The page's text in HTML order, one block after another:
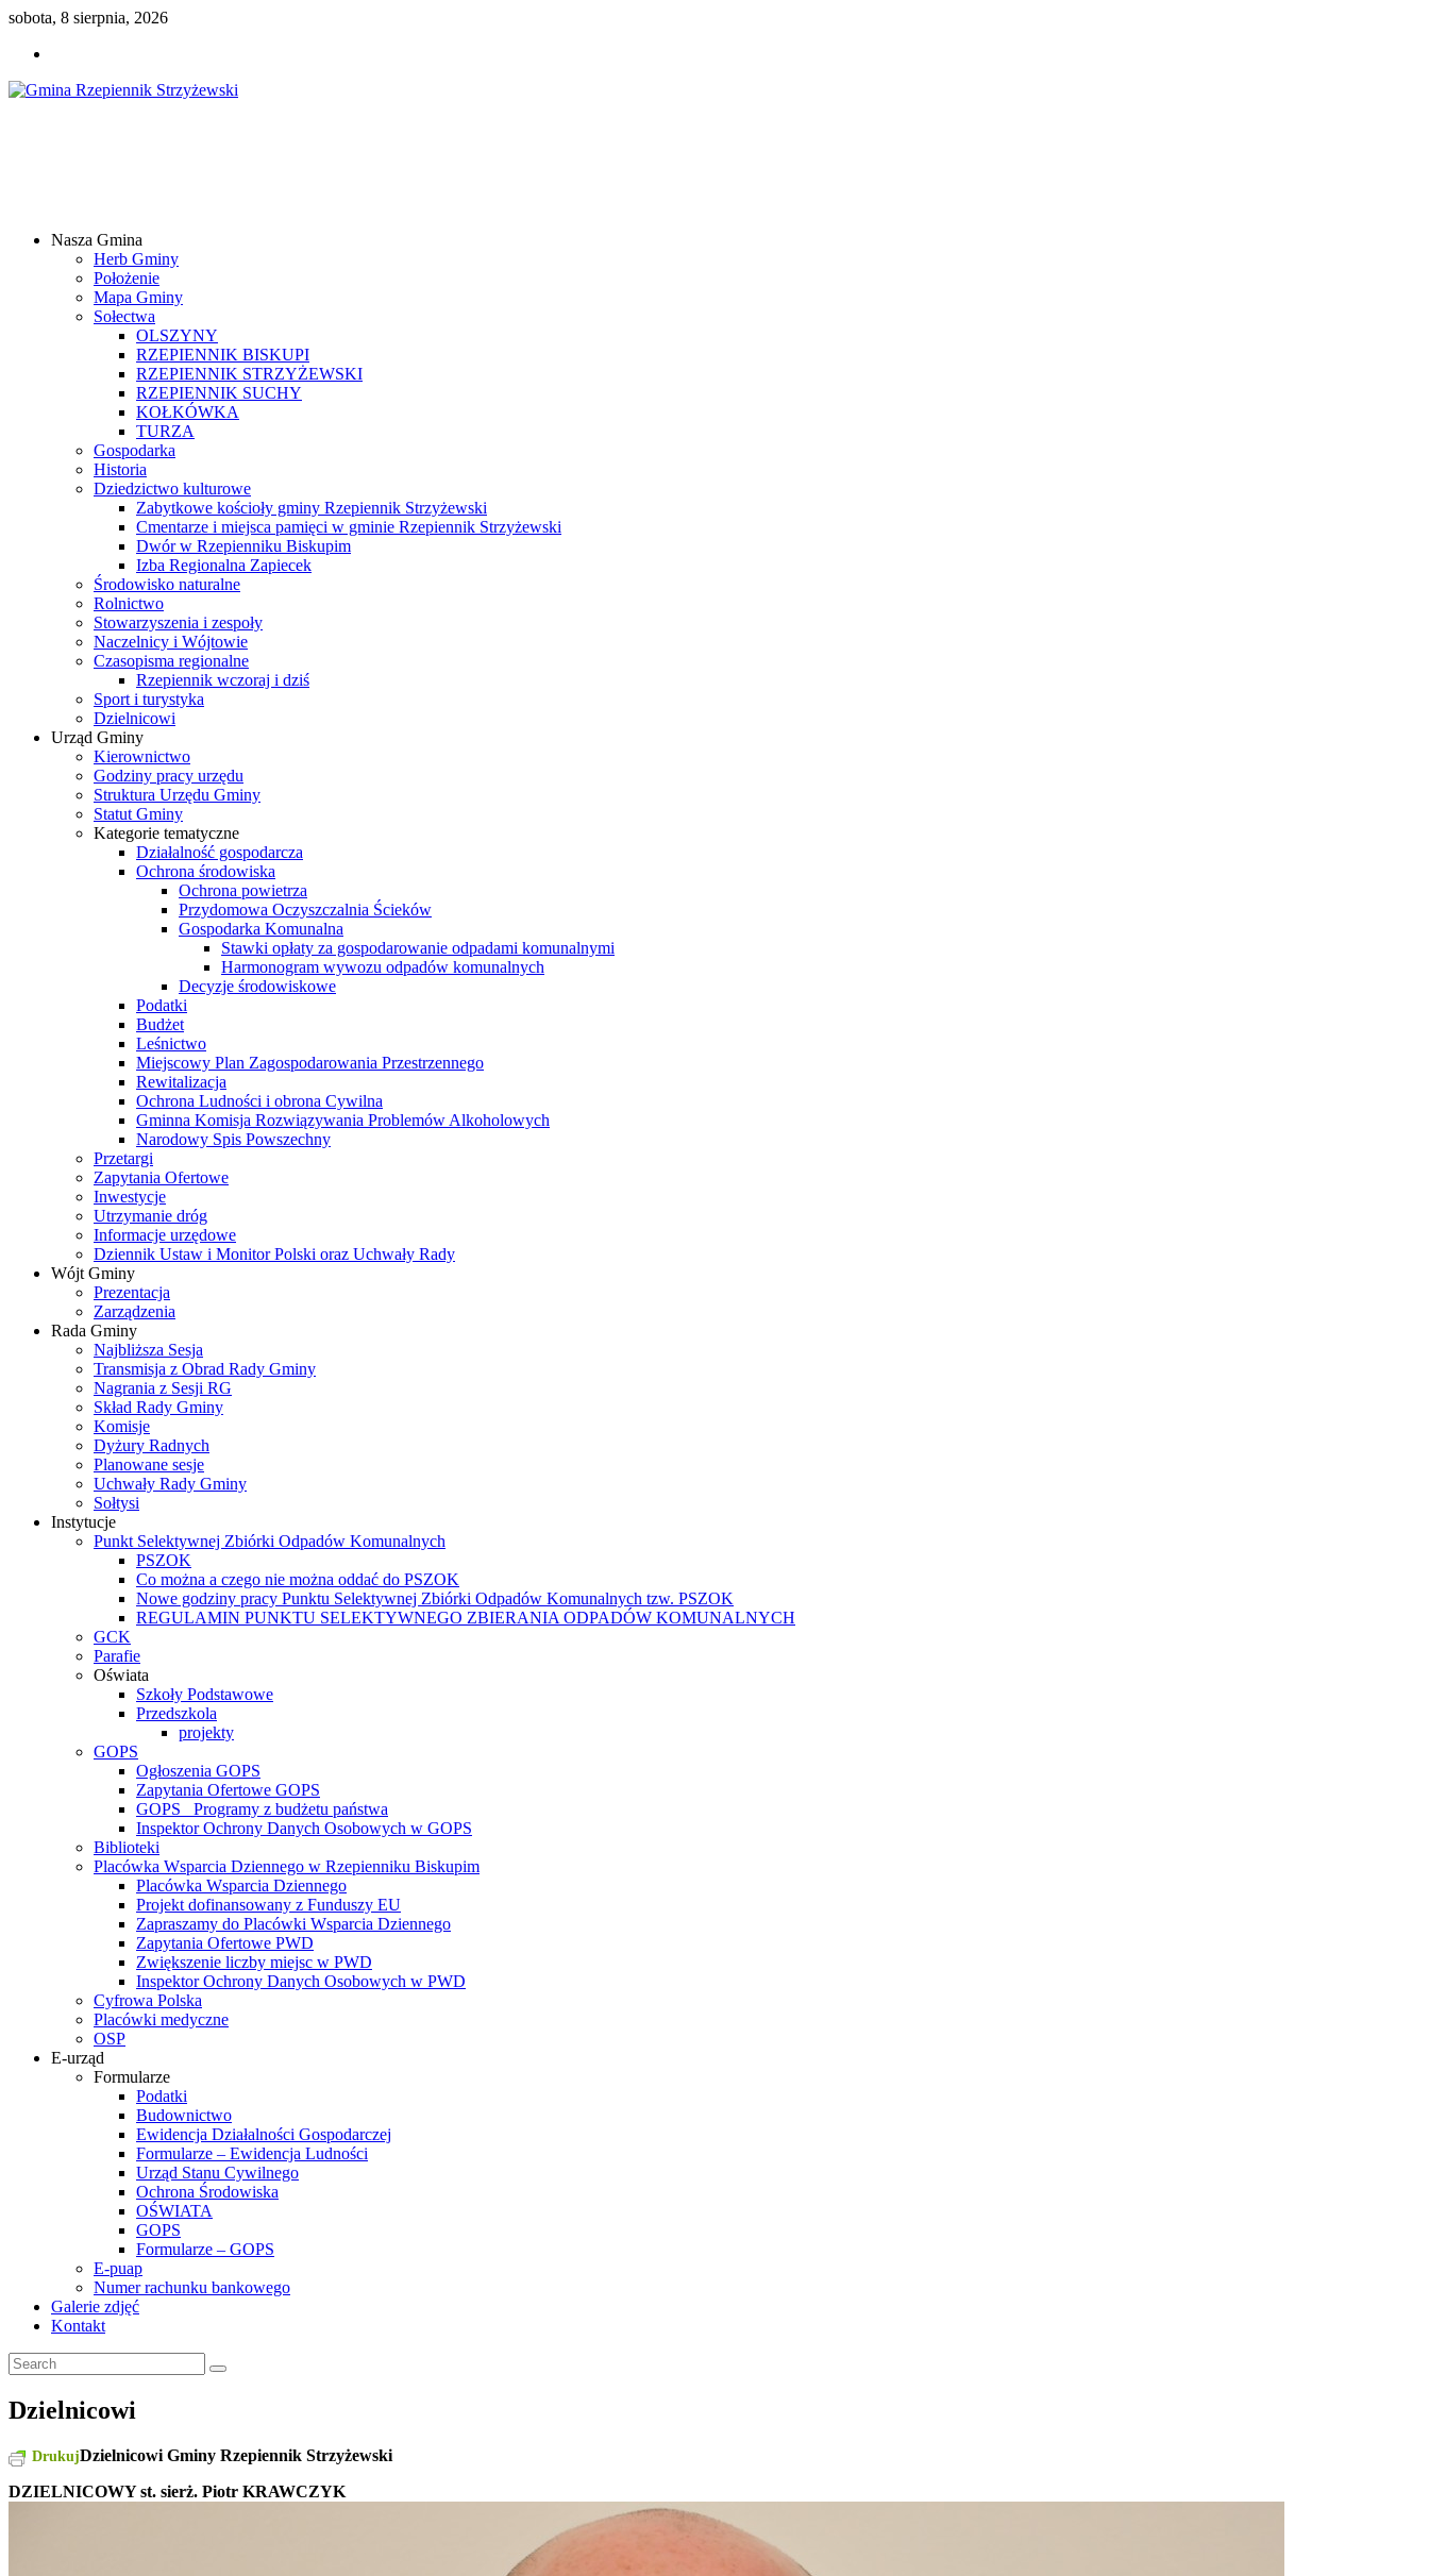
sobota, 8 sierpnia, 2026
Samorządowy
Internetowy
Nasza Gmina
Herb Gminy
Położenie
Mapa Gminy
Sołectwa
OLSZYNY
RZEPIENNIK BISKUPI
RZEPIENNIK STRZYŻEWSKI
RZEPIENNIK SUCHY
KOŁKÓWKA
TURZA
Gospodarka
Historia
Dziedzictwo kulturowe
Zabytkowe kościoły gminy Rzepiennik Strzyżewski
Cmentarze i miejsca pamięci w gminie Rzepiennik Strzyżewski
Dwór w Rzepienniku Biskupim
Izba Regionalna Zapiecek
Środowisko naturalne
Rolnictwo
Stowarzyszenia i zespoły
Naczelnicy i Wójtowie
Czasopisma regionalne
Rzepiennik wczoraj i dziś
Sport i turystyka
Dzielnicowi
Urząd Gminy
Kierownictwo
Godziny pracy urzędu
Struktura Urzędu Gminy
Statut Gminy
Kategorie tematyczne
Działalność gospodarcza
Ochrona środowiska
Ochrona powietrza
Przydomowa Oczyszczalnia Ścieków
Gospodarka Komunalna
Stawki opłaty za gospodarowanie odpadami komunalnymi
Harmonogram wywozu odpadów komunalnych
Decyzje środowiskowe
Podatki
Budżet
Leśnictwo
Miejscowy Plan Zagospodarowania Przestrzennego
Rewitalizacja
Ochrona Ludności i obrona Cywilna
Gminna Komisja Rozwiązywania Problemów Alkoholowych
Narodowy Spis Powszechny
Przetargi
Zapytania Ofertowe
Inwestycje
Utrzymanie dróg
Informacje urzędowe
Dziennik Ustaw i Monitor Polski oraz Uchwały Rady
Wójt Gminy
Prezentacja
Zarządzenia
Rada Gminy
Najbliższa Sesja
Transmisja z Obrad Rady Gminy
Nagrania z Sesji RG
Skład Rady Gminy
Komisje
Dyżury Radnych
Planowane sesje
Uchwały Rady Gminy
Sołtysi
Instytucje
Punkt Selektywnej Zbiórki Odpadów Komunalnych
PSZOK
Co można a czego nie można oddać do PSZOK
Nowe godziny pracy Punktu Selektywnej Zbiórki Odpadów Komunalnych tzw. PSZOK
REGULAMIN PUNKTU SELEKTYWNEGO ZBIERANIA ODPADÓW KOMUNALNYCH
GCK
Parafie
Oświata
Szkoły Podstawowe
Przedszkola
projekty
GOPS
Ogłoszenia GOPS
Zapytania Ofertowe GOPS
GOPS_ Programy z budżetu państwa
Inspektor Ochrony Danych Osobowych w GOPS
Biblioteki
Placówka Wsparcia Dziennego w Rzepienniku Biskupim
Placówka Wsparcia Dziennego
Projekt dofinansowany z Funduszy EU
Zapraszamy do Placówki Wsparcia Dziennego
Zapytania Ofertowe PWD
Zwiększenie liczby miejsc w PWD
Inspektor Ochrony Danych Osobowych w PWD
Cyfrowa Polska
Placówki medyczne
OSP
E-urząd
Formularze
Podatki
Budownictwo
Ewidencja Działalności Gospodarczej
Formularze – Ewidencja Ludności
Urząd Stanu Cywilnego
Ochrona Środowiska
OŚWIATA
GOPS
Formularze – GOPS
E-puap
Numer rachunku bankowego
Galerie zdjęć
Kontakt
Dzielnicowi
DrukujDzielnicowi Gminy Rzepiennik Strzyżewski
DZIELNICOWY st. sierż. Piotr KRAWCZYK